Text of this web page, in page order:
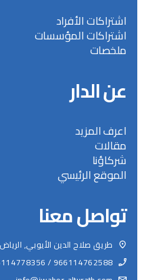
اشتراكات الأفراد
اشتراكات المؤسسات
ملخصات
عن الدار
اعرف المزيد
مقالات
شركاؤنا
الموقع الرئيسي
تواصل معنا
طريق صلاح الدين الأيوبي,
966114762588 / 966114778356